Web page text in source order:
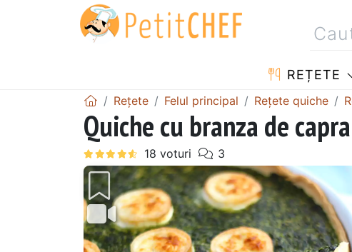
REȚETE
Rețete Felul principal Rețete quiche
Quiche cu branza de